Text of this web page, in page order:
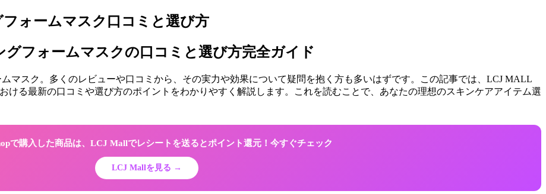
ォームマスク口コミと選び方
フォームマスクの口コミと選び方完全ガイド
マスク。多くのレビューや口コミから、その実力や効果について疑問を抱く方も多いはずです。この記事では、LCJ MALL
ける最新の口コミや選び方のポイントをわかりやすく解説します。これを読むことで、あなたの理想のスキンケアアイテム選
で購入した商品は、LCJ Mallでレシートを送るとポイント還元！今すぐチェック
LCJ Mallを見る →